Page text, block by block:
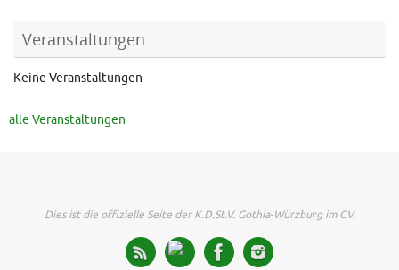
Veranstaltungen
Keine Veranstaltungen
alle Veranstaltungen
Dies ist die offizielle Seite der K.D.St.V. Gothia-Würzburg im CV.